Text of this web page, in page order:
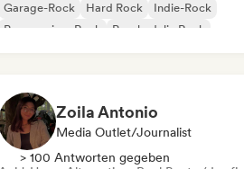
Garage-Rock
Hard Rock
Indie-Rock
Progressiver Rock
Psychedelic Rock
Zoila Antonio
Media Outlet/Journalist
> 100 Antworten gegeben